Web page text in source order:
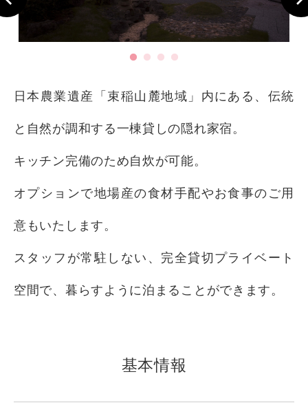
日本農業遺産「束稲山麓地域」内にある、伝統
と自然が調和する一棟貸しの隠れ家宿。
キッチン完備のため自炊が可能。
オプションで地場産の食材手配やお食事のご用
意もいたします。
スタッフが常駐しない、完全貸切プライベート
空間で、暮らすように泊まることができます。
基本情報